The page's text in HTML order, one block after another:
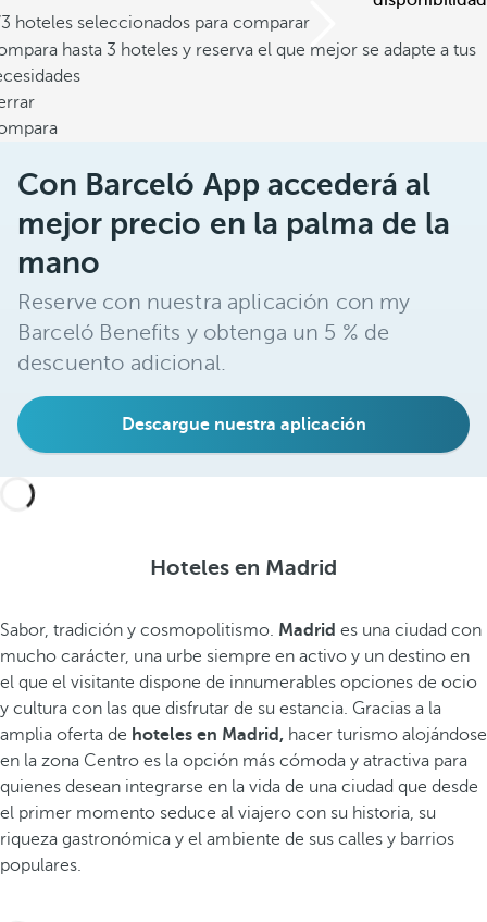
hoteles seleccionados para comparar
hasta 3 hoteles y reserva el que mejor se adapte a tus
Con Barceló App accederá al
mejor precio en la palma de la
mano
Reserve con nuestra aplicación con my
Barceló Benefits y obtenga un 5 % de
descuento adicional.
Descargue nuestra aplicación
Hoteles en Madrid
Sabor, tradición y cosmopolitismo. Madrid es una ciudad con
mucho carácter, una urbe siempre en activo y un destino en
el que el visitante dispone de innumerables opciones de ocio
y cultura con las que disfrutar de su estancia. Gracias a la
amplia oferta de hoteles en Madrid, hacer turismo alojándose
en la zona Centro es la opción más cómoda y atractiva para
quienes desean integrarse en la vida de una ciudad que desde
el primer momento seduce al viajero con su historia, su
riqueza gastronómica y el ambiente de sus calles y barrios
populares.